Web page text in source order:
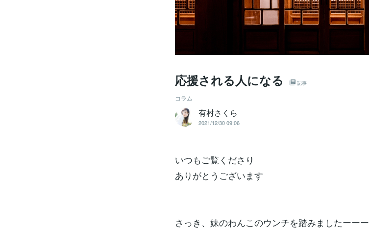
応援される人になる 記事
コラム
有村さくら
2021/12/30 09:06
いつもご覧くださり
ありがとうございます
さっき、妹のわんこのウンチを踏みましたーーー